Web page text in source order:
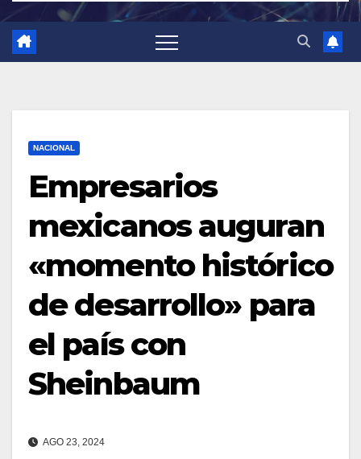
NACIONAL
Empresarios
mexicanos auguran
«momento histórico
de desarrollo» para
el país con
Sheinbaum
AGO 23, 2024